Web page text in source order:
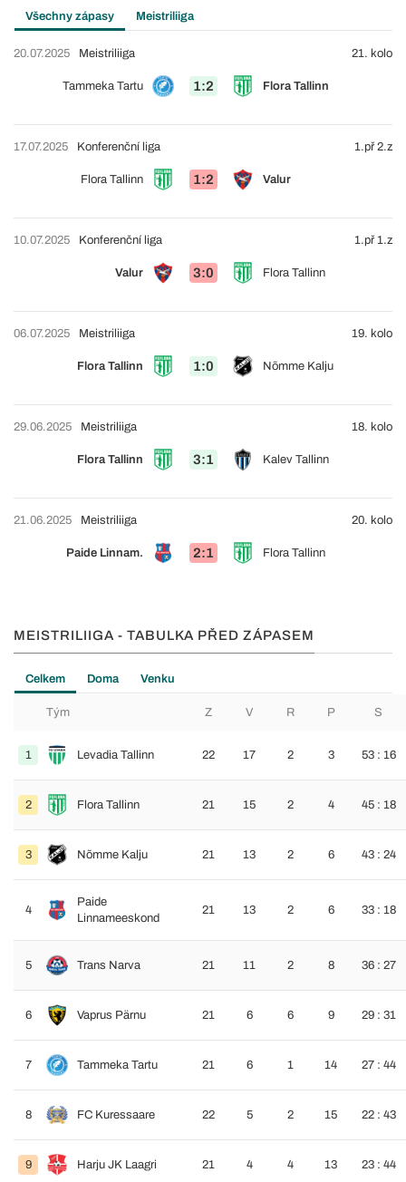
Všechny zápasy Meistriliiga
20.07.2025
Tammeka Tartu 1:2 Flora Tallinn
Meistriliiga 21. kolo
17.07.2025
Flora Tallinn 1:2 Valur
Konferenční liga 1.př 2.z
10.07.2025
Valur 3:0 Flora Tallinn
Konferenční liga 1.př 1.z
06.07.2025
Flora Tallinn 1:0 Nõmme Kalju
Meistriliiga 19. kolo
29.06.2025
Flora Tallinn 3:1 Kalev Tallinn
Meistriliiga 18. kolo
21.06.2025
Paide Linnam. 2:1 Flora Tallinn
Meistriliiga 20. kolo
MEISTRILIIGA - TABULKA PŘED ZÁPASEM
Celkem Doma Venku
Tým Z V R P S
1 Levadia Tallinn 22 17 2 3 53 : 16
2 Flora Tallinn 21 15 2 4 45 : 18
3 Nõmme Kalju 21 13 2 6 43 : 24
4
Paide
Linnameeskond
21 13 2 6 33 : 18
5 Trans Narva 21 11 2 8 36 : 27
6 Vaprus Pärnu 21 6 6 9 29 : 31
7 Tammeka Tartu 21 6 1 14 27 : 44
8 FC Kuressaare 22 5 2 15 22 : 43
9 Harju JK Laagri 21 4 4 13 23 : 44